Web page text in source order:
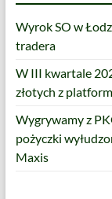
Wyrok SO w
tradera
W III kwartale
złotych z
Wygrywamy z
pożyczki
Maxis